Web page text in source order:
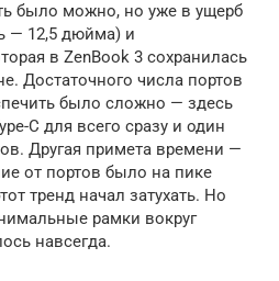
было можно, но уже в ущерб
— 12,5 дюйма) и
в ZenBook 3 сохранилась
Достаточного числа портов
было сложно — здесь
C для всего сразу и один
Другая примета времени —
от портов было на пике
тренд начал затухать. Но
рамки вокруг
навсегда.